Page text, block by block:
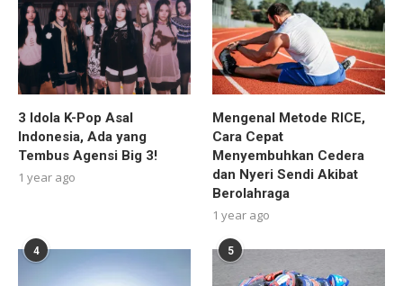
3 Idola K-Pop Asal
Indonesia, Ada yang
Tembus Agensi Big 3!
1 year ago
Mengenal Metode RICE,
Cara Cepat
Menyembuhkan Cedera
dan Nyeri Sendi Akibat
Berolahraga
1 year ago
4 5